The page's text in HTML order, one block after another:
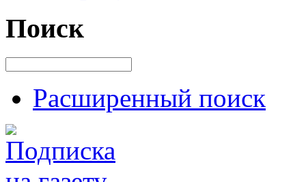
Поиск
Расширенный поиск